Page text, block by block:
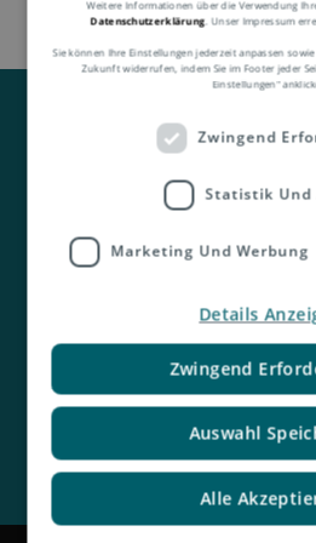
Kontakt
Weitere Informationen über die Verwendung
Datenschutzerklärung . Unser Impressum
Sie können Ihre Einstellungen jederzeit anpassen
Zukunft widerrufen, indem Sie im Footer jeder
Einstellungen"
Zwingend
Statistik Und
Marketing Und Werbung
Auswahl
Alle
Zwingend
Details